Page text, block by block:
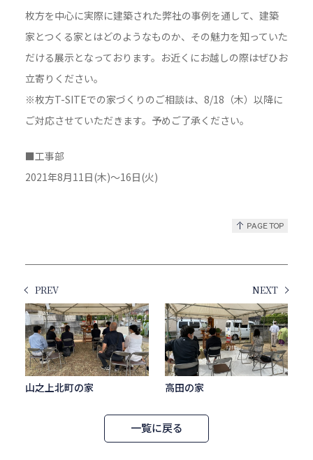
枚方を中心に実際に建築された弊社の事例を通して、建築
家とつくる家とはどのようなものか、その魅力を知っていた
だける展示となっております。お近くにお越しの際はぜひお
立寄りください。
※枚方T-SITEでの家づくりのご相談は、8/18（木）以降に
ご対応させていただきます。予めご了承ください。
■工事部
2021年8月11日(木)～16日(火)
PREV
山之上北町の家
NEXT
高田の家
一覧に戻る